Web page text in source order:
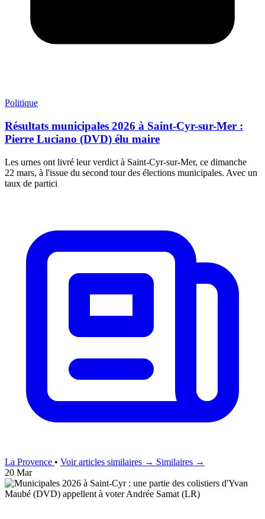
Politique
Résultats municipales 2026 à Saint-Cyr-sur-Mer :
Pierre Luciano (DVD) élu maire
Les urnes ont livré leur verdict à Saint-Cyr-sur-Mer, ce dimanche
22 mars, à l'issue du second tour des élections municipales. Avec un
taux de partici
La Provence • Voir articles similaires → Similaires →
20 Mar